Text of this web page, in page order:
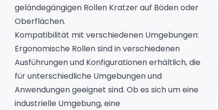
geländegängigen Rollen Kratzer auf Böden oder
Oberflächen.
Kompatibilität mit verschiedenen Umgebungen:
Ergonomische Rollen sind in verschiedenen
Ausführungen und Konfigurationen erhältlich, die
für unterschiedliche Umgebungen und
Anwendungen geeignet sind. Ob es sich um eine
industrielle Umgebung, eine